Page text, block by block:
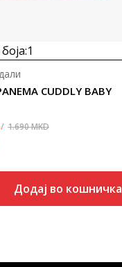
1
CUDDLY BABY
1.690MKD
Додај во кошничка